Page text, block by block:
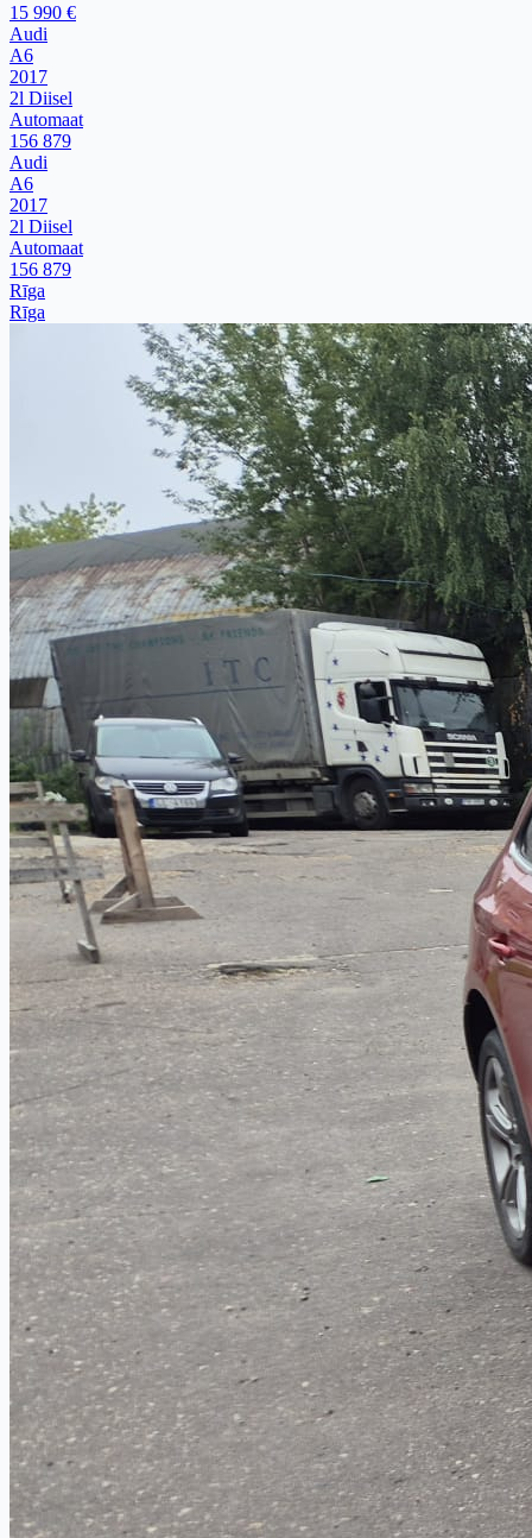
15 990 €
Audi
A6
2017
2l Diisel
Automaat
156 879
Audi
A6
2017
2l Diisel
Automaat
156 879
Rīga
Rīga